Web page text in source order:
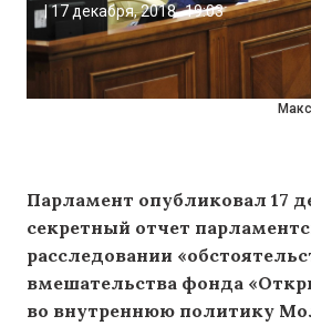
| 17 декабря, 2018 19:03
Парламент опубликовал 17
секретный отчет
расследовании
вмешательства фонда
во внутреннюю политику